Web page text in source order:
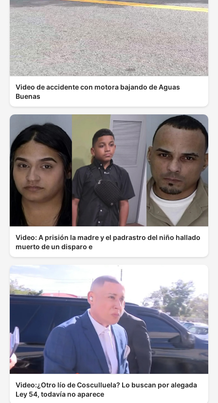
Video de accidente con motora bajando de Aguas
Buenas
Video: A prisión la madre y el padrastro del niño hallado
muerto de un disparo e
Video:¿Otro lío de Cosculluela? Lo buscan por alegada
Ley 54, todavía no aparece